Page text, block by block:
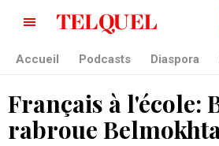
Accueil Podcasts Diaspora
Français à l'école:
rabroue